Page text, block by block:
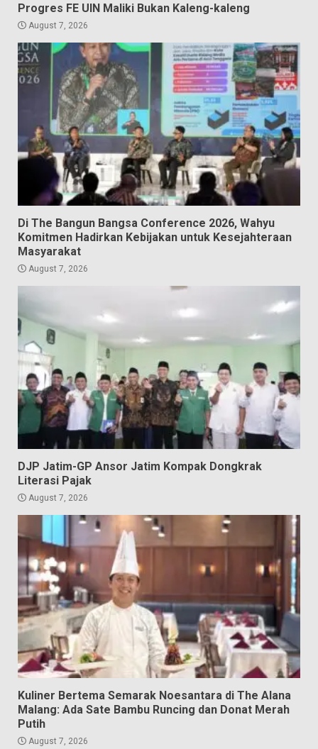
Progres FE UIN Maliki Bukan Kaleng-kaleng
August 7, 2026
Di The Bangun Bangsa Conference 2026, Wahyu
Komitmen Hadirkan Kebijakan untuk Kesejahteraan
Masyarakat
August 7, 2026
DJP Jatim-GP Ansor Jatim Kompak Dongkrak
Literasi Pajak
August 7, 2026
Kuliner Bertema Semarak Noesantara di The Alana
Malang: Ada Sate Bambu Runcing dan Donat Merah
Putih
August 7, 2026